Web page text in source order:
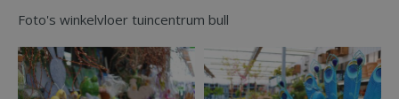
Foto's winkelvloer tuincentrum bull